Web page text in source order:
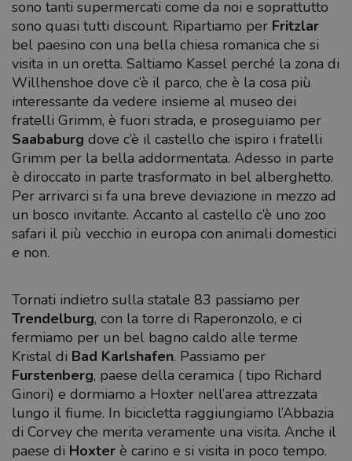
sono tanti supermercati come da noi e soprattutto
sono quasi tutti discount. Ripartiamo per Fritzlar
bel paesino con una bella chiesa romanica che si
visita in un oretta. Saltiamo Kassel perché la zona di
Willhenshoe dove c’è il parco, che è la cosa più
interessante da vedere insieme al museo dei
fratelli Grimm, è fuori strada, e proseguiamo per
Saababurg dove c’è il castello che ispiro i fratelli
Grimm per la bella addormentata. Adesso in parte
è diroccato in parte trasformato in bel alberghetto.
Per arrivarci si fa una breve deviazione in mezzo ad
un bosco invitante. Accanto al castello c’è uno zoo
safari il più vecchio in europa con animali domestici
e non.
Tornati indietro sulla statale 83 passiamo per
Trendelburg, con la torre di Raperonzolo, e ci
fermiamo per un bel bagno caldo alle terme
Kristal di Bad Karlshafen. Passiamo per
Furstenberg, paese della ceramica ( tipo Richard
Ginori) e dormiamo a Hoxter nell’area attrezzata
lungo il fiume. In bicicletta raggiungiamo l’Abbazia
di Corvey che merita veramente una visita. Anche il
paese di Hoxter è carino e si visita in poco tempo.